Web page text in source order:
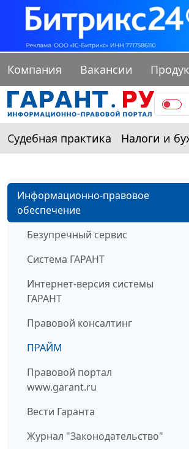
Компания Вакансии
Судебная практика Налоги и
Информационно-правовое
обеспечение
Безупречный сервис
Система ГАРАНТ
Интернет-версия системы
ГАРАНТ
Правовой консалтинг
ПРАЙМ
Правовой портал
www.garant.ru
Вести Гаранта
Журнал "Законодательство"